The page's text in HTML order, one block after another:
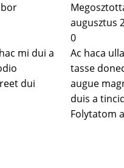
mi dui a
dui
augusztus
0
Ac haca
tasse
augue
duis a
Folytatom